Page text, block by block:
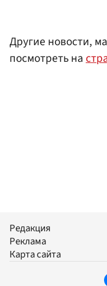
Другие новости,
посмотреть на
Редакция
Реклама
Карта сайта